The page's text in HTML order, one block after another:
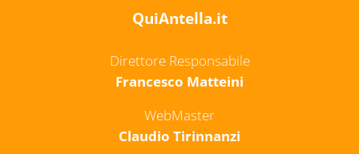
QuiAntella.it
Direttore Responsabile
Francesco Matteini
WebMaster
Claudio Tirinnanzi